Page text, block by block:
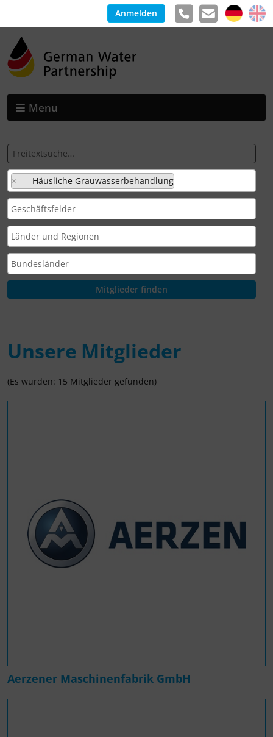
Anmelden
Menu
× Häusliche Grauwasserbehandlung
Unsere Mitglieder
(Es wurden: 15 Mitglieder gefunden)
Aerzener Maschinenfabrik GmbH